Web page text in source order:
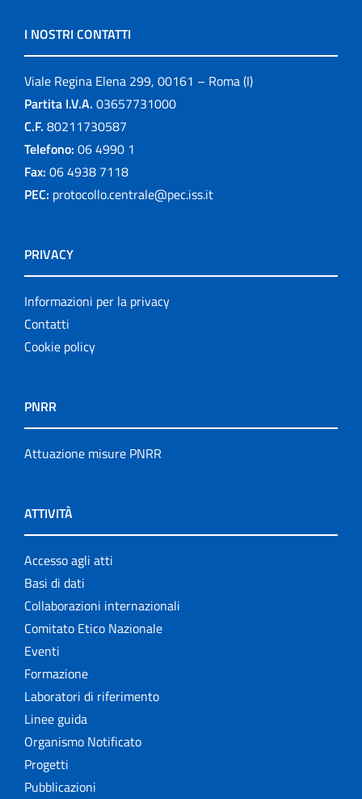
I NOSTRI CONTATTI
Viale Regina Elena 299, 00161 – Roma (I)
Partita I.V.A. 03657731000
C.F. 80211730587
Telefono: 06 4990 1
Fax: 06 4938 7118
PEC: protocollo.centrale@pec.iss.it
PRIVACY
Informazioni per la privacy
Contatti
Cookie policy
PNRR
Attuazione misure PNRR
ATTIVITÀ
Accesso agli atti
Basi di dati
Collaborazioni internazionali
Comitato Etico Nazionale
Eventi
Formazione
Laboratori di riferimento
Linee guida
Organismo Notificato
Progetti
Pubblicazioni